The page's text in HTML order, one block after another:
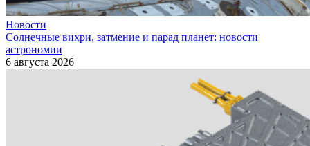
Новости
Солнечные вихри, затмение и парад планет: новости
астрономии
6 августа 2026